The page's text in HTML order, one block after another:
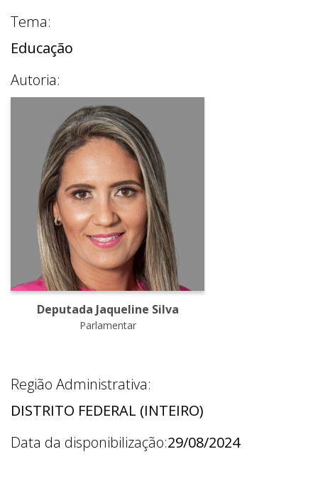
Tema:
Educação
Autoria:
Deputada Jaqueline Silva
Parlamentar
Região Administrativa:
DISTRITO FEDERAL (INTEIRO)
Data da disponibilização:29/08/2024